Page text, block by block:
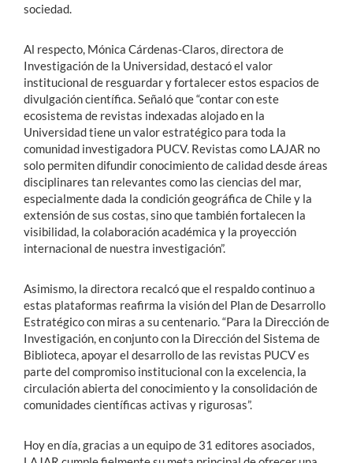
sociedad.
Al respecto, Mónica Cárdenas-Claros, directora de
Investigación de la Universidad, destacó el valor
institucional de resguardar y fortalecer estos espacios de
divulgación científica. Señaló que “contar con este
ecosistema de revistas indexadas alojado en la
Universidad tiene un valor estratégico para toda la
comunidad investigadora PUCV. Revistas como LAJAR no
solo permiten difundir conocimiento de calidad desde áreas
disciplinares tan relevantes como las ciencias del mar,
especialmente dada la condición geográfica de Chile y la
extensión de sus costas, sino que también fortalecen la
visibilidad, la colaboración académica y la proyección
internacional de nuestra investigación”.
Asimismo, la directora recalcó que el respaldo continuo a
estas plataformas reafirma la visión del Plan de Desarrollo
Estratégico con miras a su centenario. “Para la Dirección de
Investigación, en conjunto con la Dirección del Sistema de
Biblioteca, apoyar el desarrollo de las revistas PUCV es
parte del compromiso institucional con la excelencia, la
circulación abierta del conocimiento y la consolidación de
comunidades científicas activas y rigurosas”.
Hoy en día, gracias a un equipo de 31 editores asociados,